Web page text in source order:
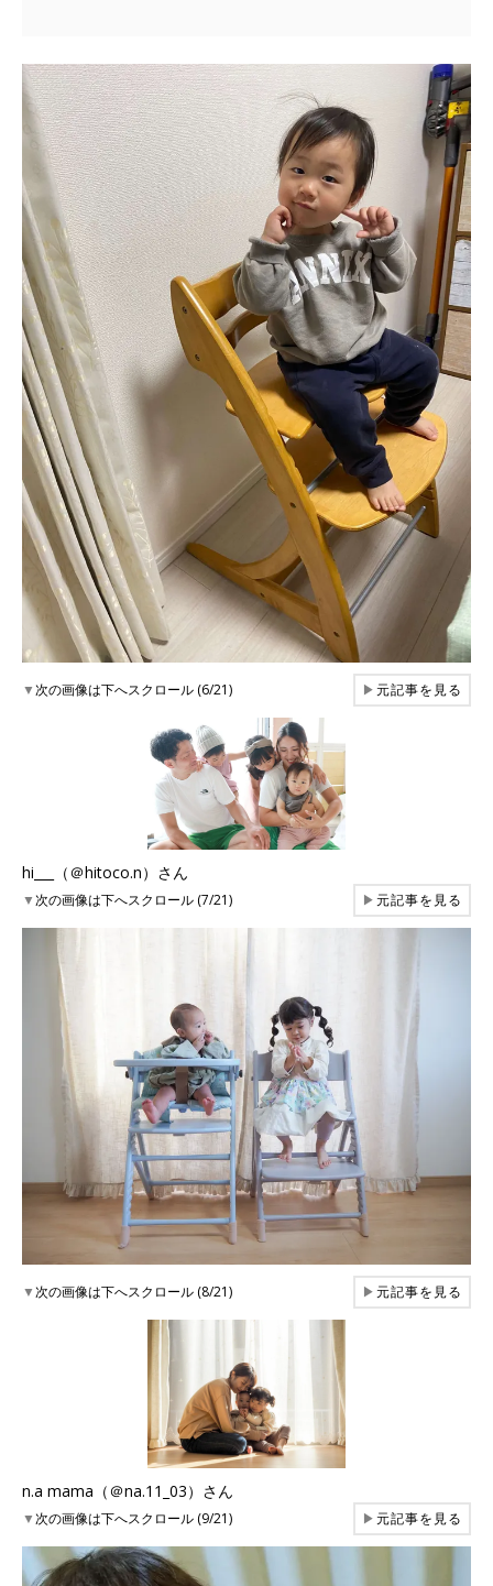
▼次の画像は下へスクロール (6/21) ▶元記事を見る
hi___（＠hitoco.n）さん
▼次の画像は下へスクロール (7/21) ▶元記事を見る
▼次の画像は下へスクロール (8/21) ▶元記事を見る
n.a mama（＠na.11_03）さん
▼次の画像は下へスクロール (9/21) ▶元記事を見る